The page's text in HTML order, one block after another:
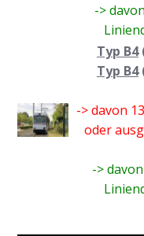
->
Typ B4
Typ B4
-> davon
oder
->